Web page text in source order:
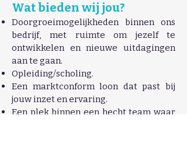
Wat bieden wij jou?
Doorgroeimogelijkheden binnen ons
bedrijf, met ruimte om jezelf te
ontwikkelen en nieuwe uitdagingen
aan te gaan.
Opleiding/scholing.
Een marktconform loon dat past bij
jouw inzet en ervaring.
Een plek binnen een hecht team waar